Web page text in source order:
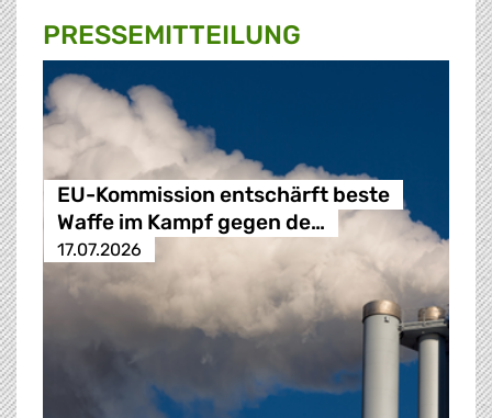
PRESSE­MITTEILUNG
EU-Kommission entschärft beste
Waffe im Kampf gegen de…
17.07.2026